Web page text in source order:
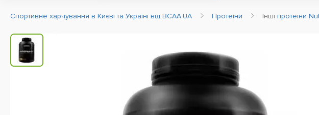
Спортивне харчування в Києві та Україні від BCAA.UA Протеїни Інші протеїни